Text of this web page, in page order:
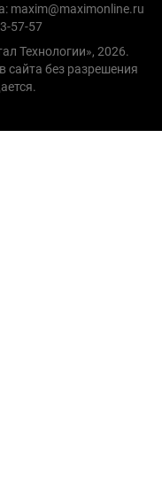
maxim@maximonline.ru
57-57
Технологии», 2026.
сайта без разрешения